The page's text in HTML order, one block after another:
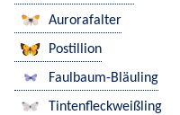
Aurorafalter
Postillion
Faulbaum-Bläuling
Tintenfleckweißling